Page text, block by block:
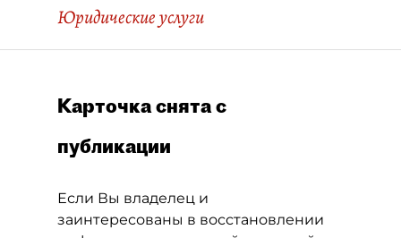
Юридические услуги
Карточка снята с
публикации
Если Вы владелец и
заинтересованы в восстановлении